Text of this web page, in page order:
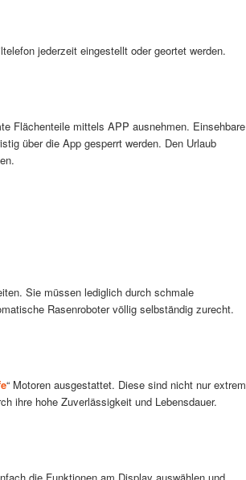
jederzeit eingestellt oder geortet werden.
Flächenteile mittels APP ausnehmen. Einsehbare
über die App gesperrt werden. Den Urlaub
Sie müssen lediglich durch schmale
Rasenroboter völlig selbständig zurecht.
“ Motoren ausgestattet. Diese sind nicht nur extrem
ihre hohe Zuverlässigkeit und Lebensdauer.